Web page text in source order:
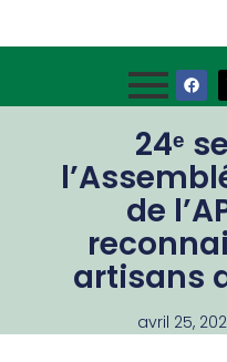
24ᵉ
de
artisans
avril 25,